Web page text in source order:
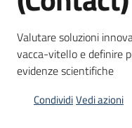
atti
bandi
Piani
progetti
Valutare soluzioni
vacca-vitello e definire
evidenze scientifiche
CondividiVedi azioni